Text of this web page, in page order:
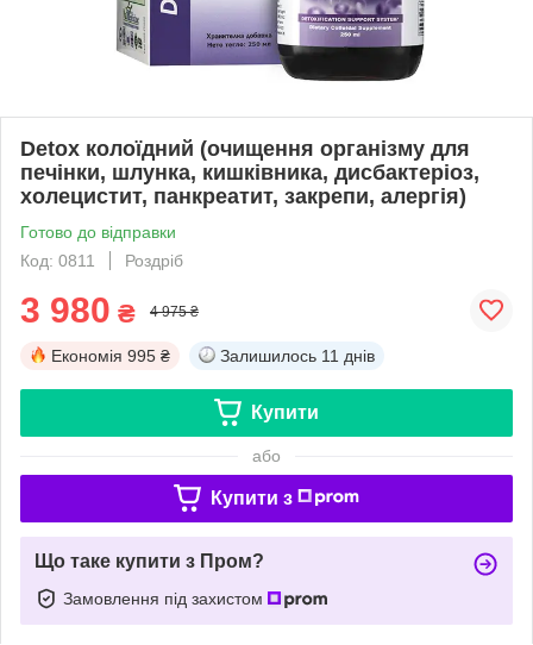
Detox колоїдний (очищення організму для
печінки, шлунка, кишківника, дисбактеріоз,
холецистит, панкреатит, закрепи, алергія)
Готово до відправки
Код: 0811
Роздріб
3 980 ₴ 4 975 ₴
Економія 995 ₴ Залишилось 11 днів
Купити
або
Купити з
Що таке купити з Пром?
Замовлення під захистом